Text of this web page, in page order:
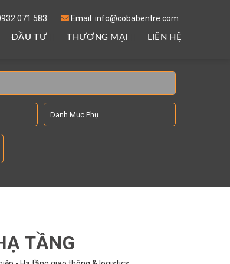
Email: info@cobabentre.com
ĐẦU TƯ THƯƠNG MẠI LIÊN HỆ
TẦNG